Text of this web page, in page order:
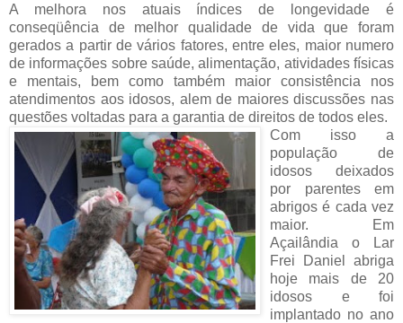
A melhora nos atuais índices de longevidade é
conseqüência de melhor qualidade de vida que foram
gerados a partir de vários fatores, entre eles, maior numero
de informações sobre saúde, alimentação, atividades físicas
e mentais, bem como também maior consistência nos
atendimentos aos idosos, alem de maiores discussões nas
questões voltadas para a garantia de direitos de todos eles.
Com isso a
população de
idosos deixados
por parentes em
abrigos é cada vez
maior. Em
Açailândia o Lar
Frei Daniel abriga
hoje mais de 20
idosos e foi
implantado no ano